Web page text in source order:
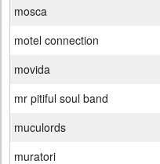
mosca
motel connection
movida
mr pitiful soul band
muculords
muratori